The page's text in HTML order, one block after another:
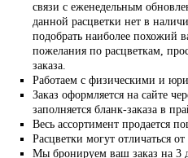
связи с еженедельным
данной расцветки нет в
подобрать наиболее похожий
пожелания по расцветкам,
заказа.
Работаем с физическими и
Заказ оформляется на сайте
заполняется бланк-заказа в
Весь ассортимент продается
Расцветки могут отличаться
Мы бронируем ваш заказ на 3